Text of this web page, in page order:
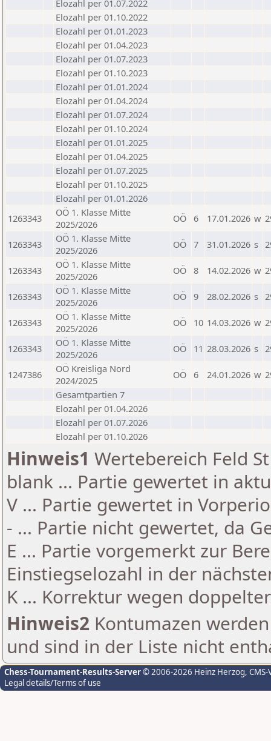
Elozahl per 01.07.2022
Elozahl per 01.10.2022
Elozahl per 01.01.2023
Elozahl per 01.04.2023
Elozahl per 01.07.2023
Elozahl per 01.10.2023
Elozahl per 01.01.2024
Elozahl per 01.04.2024
Elozahl per 01.07.2024
Elozahl per 01.10.2024
Elozahl per 01.01.2025
Elozahl per 01.04.2025
Elozahl per 01.07.2025
Elozahl per 01.10.2025
Elozahl per 01.01.2026
1263343
OÖ 1. Klasse Mitte
2025/2026
OÖ 6 17.01.2026 w
1263343
OÖ 1. Klasse Mitte
2025/2026
OÖ 7 31.01.2026 s
1263343
OÖ 1. Klasse Mitte
2025/2026
OÖ 8 14.02.2026 w
1263343
OÖ 1. Klasse Mitte
2025/2026
OÖ 9 28.02.2026 s
1263343
OÖ 1. Klasse Mitte
2025/2026
OÖ 10 14.03.2026 w
1263343
OÖ 1. Klasse Mitte
2025/2026
OÖ 11 28.03.2026 s
1247386
OÖ Kreisliga Nord
2024/2025
OÖ 6 24.01.2026 w
Gesamtpartien 7
Elozahl per 01.04.2026
Elozahl per 01.07.2026
Elozahl per 01.10.2026
Hinweis1 Wertebereich Feld
blank ... Partie gewertet in
V ... Partie gewertet in
- ... Partie nicht gewertet, da
E ... Partie vorgemerkt zur
Einstiegselozahl in der
K ... Korrektur wegen
Hinweis2 Kontumazen
und sind in der Liste nicht
Chess-Tournament-Results-Server© 2006-2026 Heinz Herzog,
Legal details/Terms of use